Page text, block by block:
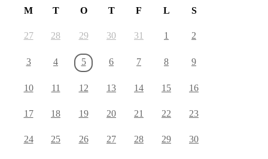
M T O T F L S
27 28 29 30 31 1 2
3 4 5 6 7 8 9
10 11 12 13 14 15 16
17 18 19 20 21 22 23
24 25 26 27 28 29 30